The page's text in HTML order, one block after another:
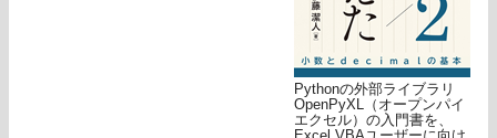
Pythonの外部ライブラリ
OpenPyXL（オープンパイ
エクセル）の入門書を、